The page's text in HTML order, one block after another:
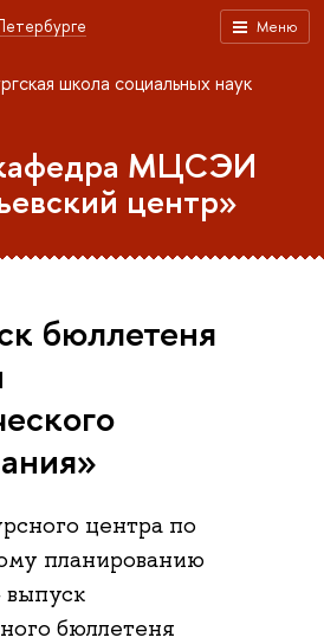
Меню
школа социальных наук
МЦСЭИ
центр»
бюллетеня
центра по
планированию
бюллетеня